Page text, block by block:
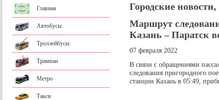
Главная
Автобусы
Троллейбусы
Трамваи
Метро
Такси
Городские
Маршрут
Казань – Паратск
07 февраля 2022
В связи с обращениями
следования пригородного
станции Казань в 05:49,